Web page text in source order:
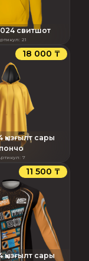
свитшот
: 21
18 000 ₸
қызғылт сары
: 7
11 500 ₸
қызғылт сары